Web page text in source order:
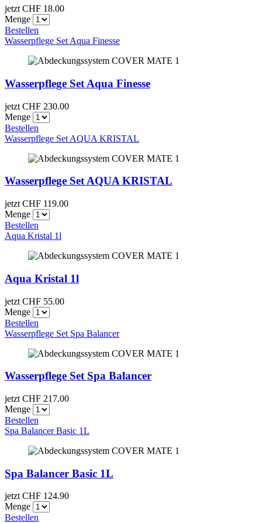
jetzt CHF 18.00
Menge
Bestellen
Wasserpflege Set Aqua Finesse
Wasserpflege Set Aqua Finesse
jetzt CHF 230.00
Menge
Bestellen
Wasserpflege Set AQUA KRISTAL
Wasserpflege Set AQUA KRISTAL
jetzt CHF 119.00
Menge
Bestellen
Aqua Kristal 1l
Aqua Kristal 1l
jetzt CHF 55.00
Menge
Bestellen
Wasserpflege Set Spa Balancer
Wasserpflege Set Spa Balancer
jetzt CHF 217.00
Menge
Bestellen
Spa Balancer Basic 1L
Spa Balancer Basic 1L
jetzt CHF 124.90
Menge
Bestellen